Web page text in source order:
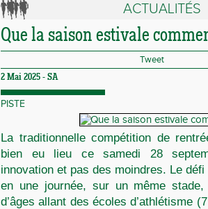
ACTUALITÉS
Que la saison estivale
Tweet
2 Mai 2025 - SA
PISTE
La traditionnelle compétition de
bien eu lieu ce samedi 28
innovation et pas des moindres. Le
en une journée, sur un même
d’âges allant des écoles d’athlétisme